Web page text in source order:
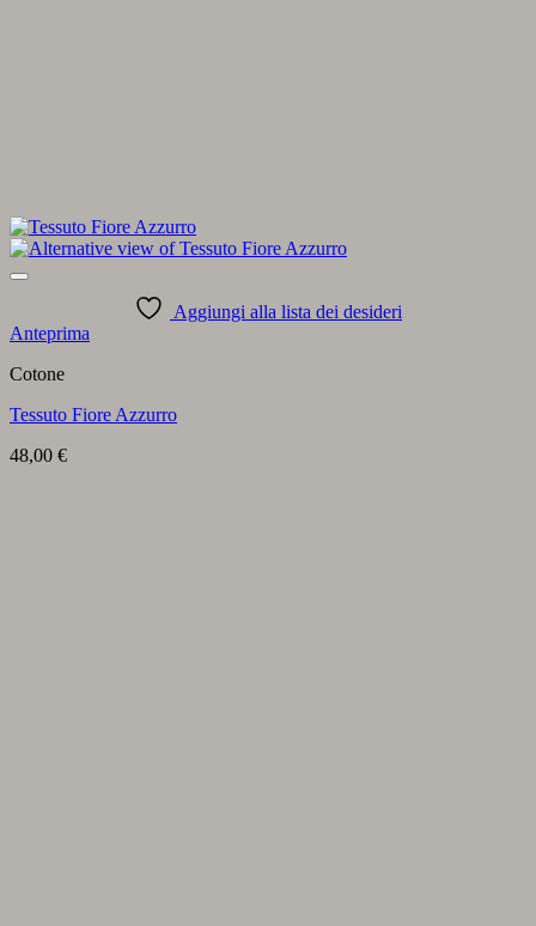
Aggiungi alla lista dei desideri
Anteprima
Cotone
Tessuto Fiore Azzurro
48,00 €